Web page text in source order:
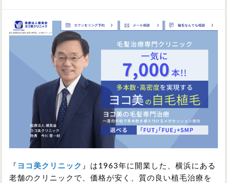
『 ヨコ美クリニック 』は1963年に開業した、横浜にある
老舗のクリニックで、価格が安く、質の良い植毛治療を